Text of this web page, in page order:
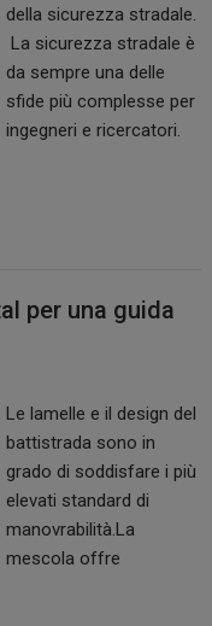
con un livello di rumore
di rotolamento
eccezionalmente basso,
contribuendo a ridurre la
rumorosità generata dal
della sicurezza stradale.
La sicurezza stradale è
da sempre una delle
sfide più complesse per
ingegneri e ricercatori.
incidenti. Negli ultimi
stradale hanno
compiuto passi da
gigante,…
per una guida
Le lamelle e il design del
battistrada sono in
grado di soddisfare i più
elevati standard di
manovrabilità.La
mescola offre